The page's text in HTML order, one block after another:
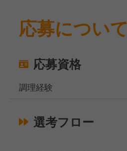
応募について
応募資格
調理経験
選考フロー